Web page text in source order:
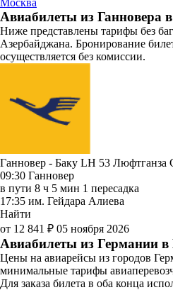
Авиабилеты из Ганновера
Ниже представлены тарифы без
Азербайджана. Бронирование
осуществляется без комиссии.
Ганновер - Баку LH 53 Люфтганза
09:30 Ганновер
в пути 8 ч 5 мин 1 пересадка
17:35 им. Гейдара Алиева
Найти
от 12 841 ₽ 05 ноября 2026
Авиабилеты из Германии в
Цены на авиарейсы из городов
минимальные тарифы
Для заказа билета в оба конца